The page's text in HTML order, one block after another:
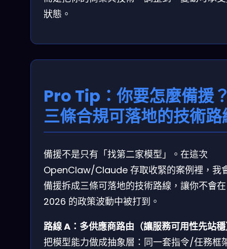
狀態。
Pro Tip：你要怎麼備援
三條合規可落地的技術路
備援不是只有「找第二家模型」。在這次
OpenClaw/Claude 存取收緊的案例裡，我
備援拆成三條可落地的技術路線，讓你不會在
2026 的政策波動中被打到。
路線 A：多供應商路由（讓服務可用性先站
把模型能力做成抽象層：同一套指令/任務框